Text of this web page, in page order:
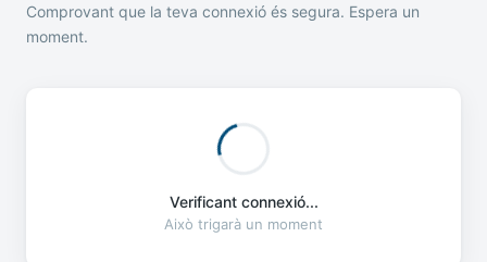
Comprovant que la teva connexió és segura. Espera un
moment.
Verificant connexió...
Això trigarà un moment